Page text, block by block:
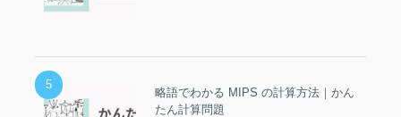
5
略語でわかる MIPS の計算方法｜かん
たん計算問題